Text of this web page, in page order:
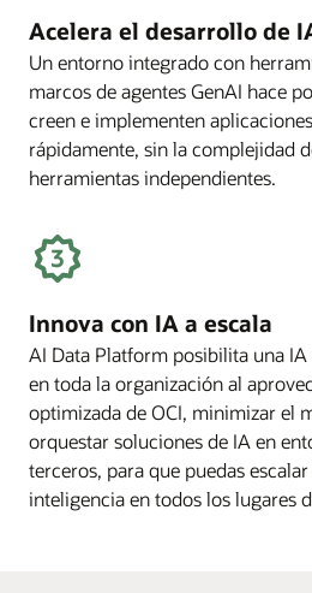
Acelera el desarrollo de
Un entorno integrado con
marcos de agentes GenAI hace
creen e implementen
rápidamente, sin la complejidad
herramientas independientes.
Innova con IA a escala
AI Data Platform posibilita una
en toda la organización al
optimizada de OCI, minimizar el
orquestar soluciones de IA en
terceros, para que puedas
inteligencia en todos los lugares